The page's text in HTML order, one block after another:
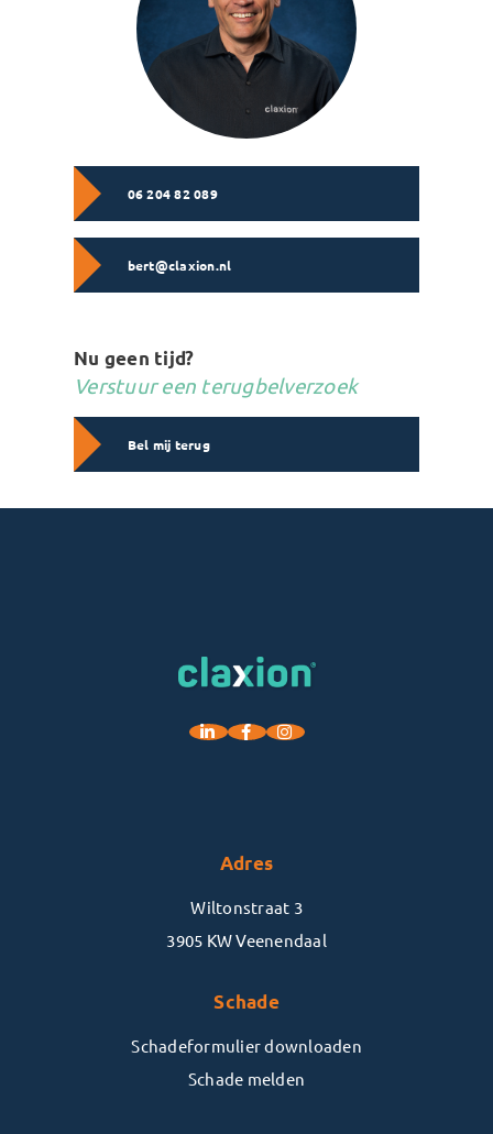
06 204 82 089
bert@claxion.nl
Nu geen tijd?
Verstuur een terugbelverzoek
Bel mij terug
Adres
Wiltonstraat 3
3905 KW Veenendaal
Schade
Schadeformulier downloaden
Schade melden